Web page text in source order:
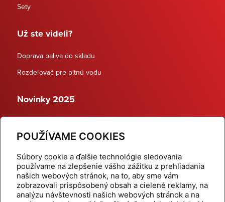
POUŽÍVAME COOKIES
Súbory cookie a ďalšie technológie sledovania
používame na zlepšenie vášho zážitku z prehliadania
našich webových stránok, na to, aby sme vám
zobrazovali prispôsobený obsah a cielené reklamy, na
analýzu návštevnosti našich webových stránok a na
Sety
Už ste videli?
Doprava paliva do skladu
Rozdeľovač pre pitnú vodu
Novinky 2025
Dynamické termostatické ventily
Domov
Produkty